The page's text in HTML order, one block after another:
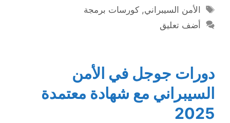
الوسوم
الأمن السيبراني,كورسات برمجة
أضف تعليق
دورات جوجل في الأمن
السيبراني مع شهادة معتمدة
2025